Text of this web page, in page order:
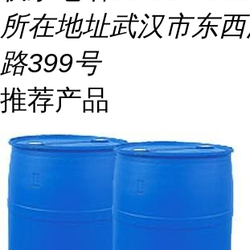
所在地址武汉市东
路399号
推荐产品